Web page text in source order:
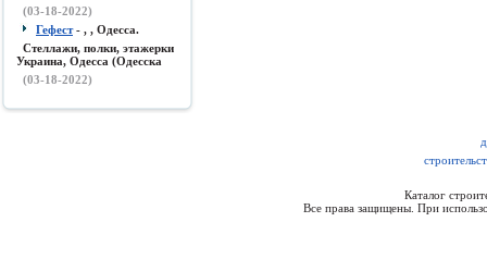
(03-18-2022)
Гефест- , , Одесса.
Стеллажи, полки, этажерки
Украина, Одесса (Одесска
(03-18-2022)
Каталог
Все права защищены. При